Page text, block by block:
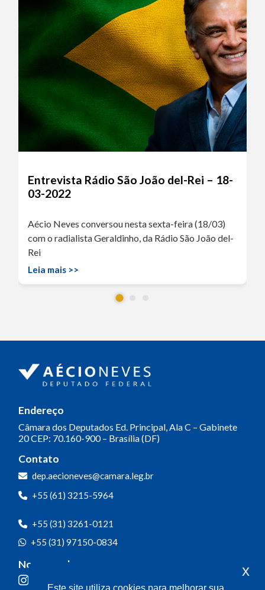
Entrevista Rádio São João del-Rei – 18-
03-2022
Aécio Neves conversou nesta sexta-feira (18/03)
com o radialista Geraldinho, da Rádio São João del-
Rei
Leia mais >>
Endereço
Câmara dos Deputados Ed. Principal, Ala C – Gabinete
20CEP: 70.160-900 – Brasília (DF)
Contato
dep.aecioneves@camara.leg.br
+55 (61) 3215-5964
+55 (31) 3261-0121
+55 (31) 97150-0834
Nossas redes x